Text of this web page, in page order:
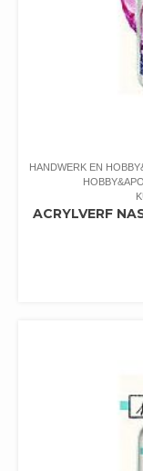
HANDWERK EN
ACRYLVERF